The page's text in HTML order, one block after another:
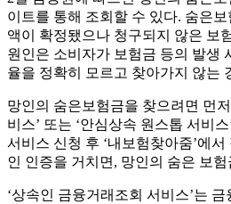
이트를 통해 조회할 수 있다. 숨은
액이 확정됐으나 청구되지 않은 보
원인은 소비자가 보험금 등의 발생
율을 정확히 모르고 찾아가지 않는
망인의 숨은보험금을 찾으려면 먼
비스’ 또는 ‘안심상속 원스톱 서비
서비스 신청 후 ‘내보험찾아줌’에
인 인증을 거치면, 망인의 숨은 보
‘상속인 금융거래조회 서비스’는